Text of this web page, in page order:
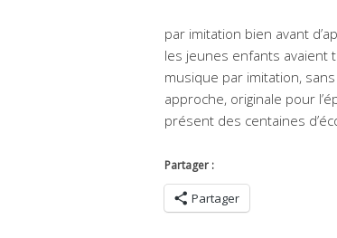
par imitation bien avant
les jeunes enfants avaient
musique par imitation,
approche, originale pour
présent des centaines
Partager :
Partager